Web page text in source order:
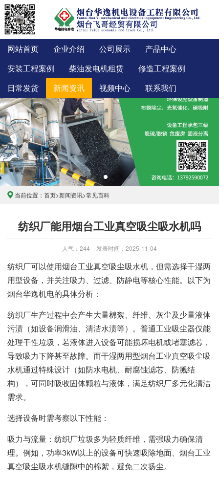
网站首页 企业介绍 公司展示
产品中心
安装工程案例
柴油发电机租赁
修造工程案例
日常发货
新闻资讯 视频中心 联系我们
当前位置： 首页>新闻资讯>常见百科
纺织厂能用烟台工业真空吸尘吸水机吗
人气：244 发表时间：2025-11-04
纺织厂可以使用烟台工业真空吸尘吸水机 ，但需选择干湿两
用型设备，并关注吸力、过滤、防静电等核心性能。以下为
烟台华逸机电的具体分析：
纺织厂生产过程中会产生大量棉絮、纤维、灰尘及少量液体
污渍（如设备润滑油、清洁水渍等）。普通工业吸尘器仅能
处理干性垃圾，若液体进入设备可能损坏电机或堵塞滤芯，
导致吸力下降甚至故障。而干湿两用型烟台工业真空吸尘吸
水机通过特殊设计（如防水电机、耐腐蚀滤芯、防溅结
构），可同时吸收固体颗粒与液体，满足纺织厂多元化清洁
需求。
选择设备时需考察以下性能：
吸力与流量：纺织厂垃圾多为轻质纤维，需强吸力确保清
理。例如，功率3kW以上的设备可快速吸除地面、烟台工业
真空吸尘吸水机缝隙中的棉絮，避免二次扬尘。